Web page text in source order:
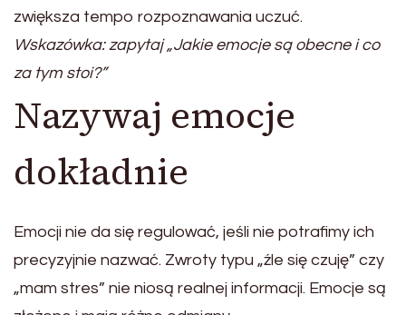
zwiększa tempo rozpoznawania uczuć.
Wskazówka: zapytaj „Jakie emocje są obecne i co
za tym stoi?”
Nazywaj emocje
dokładnie
Emocji nie da się regulować, jeśli nie potrafimy ich
precyzyjnie nazwać. Zwroty typu „źle się czuję” czy
„mam stres” nie niosą realnej informacji. Emocje są